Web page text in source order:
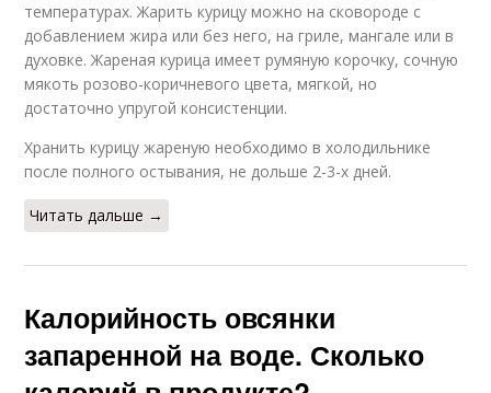
температурах. Жарить курицу можно на сковороде с
добавлением жира или без него, на гриле, мангале или в
духовке. Жареная курица имеет румяную корочку, сочную
мякоть розово-коричневого цвета, мягкой, но
достаточно упругой консистенции.
Хранить курицу жареную необходимо в холодильнике
после полного остывания, не дольше 2-3-х дней.
Читать дальше →
Калорийность овсянки
запаренной на воде. Сколько